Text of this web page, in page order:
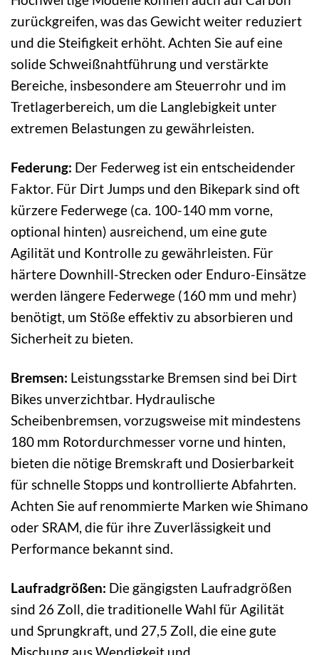
zurückgreifen, was das Gewicht weiter reduziert
und die Steifigkeit erhöht. Achten Sie auf eine
solide Schweißnahtführung und verstärkte
Bereiche, insbesondere am Steuerrohr und im
Tretlagerbereich, um die Langlebigkeit unter
extremen Belastungen zu gewährleisten.
Federung: Der Federweg ist ein entscheidender
Faktor. Für Dirt Jumps und den Bikepark sind oft
kürzere Federwege (ca. 100-140 mm vorne,
optional hinten) ausreichend, um eine gute
Agilität und Kontrolle zu gewährleisten. Für
härtere Downhill-Strecken oder Enduro-Einsätze
werden längere Federwege (160 mm und mehr)
benötigt, um Stöße effektiv zu absorbieren und
Sicherheit zu bieten.
Bremsen: Leistungsstarke Bremsen sind bei Dirt
Bikes unverzichtbar. Hydraulische
Scheibenbremsen, vorzugsweise mit mindestens
180 mm Rotordurchmesser vorne und hinten,
bieten die nötige Bremskraft und Dosierbarkeit
für schnelle Stopps und kontrollierte Abfahrten.
Achten Sie auf renommierte Marken wie Shimano
oder SRAM, die für ihre Zuverlässigkeit und
Performance bekannt sind.
Laufradgrößen: Die gängigsten Laufradgrößen
sind 26 Zoll, die traditionelle Wahl für Agilität
und Sprungkraft, und 27,5 Zoll, die eine gute